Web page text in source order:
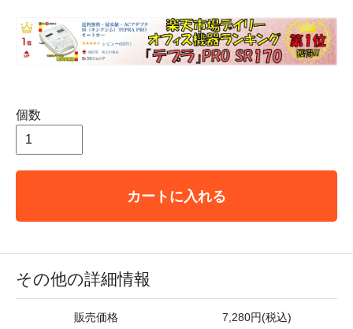
個数
カートに入れる
その他の詳細情報
販売価格 7,280円(税込)